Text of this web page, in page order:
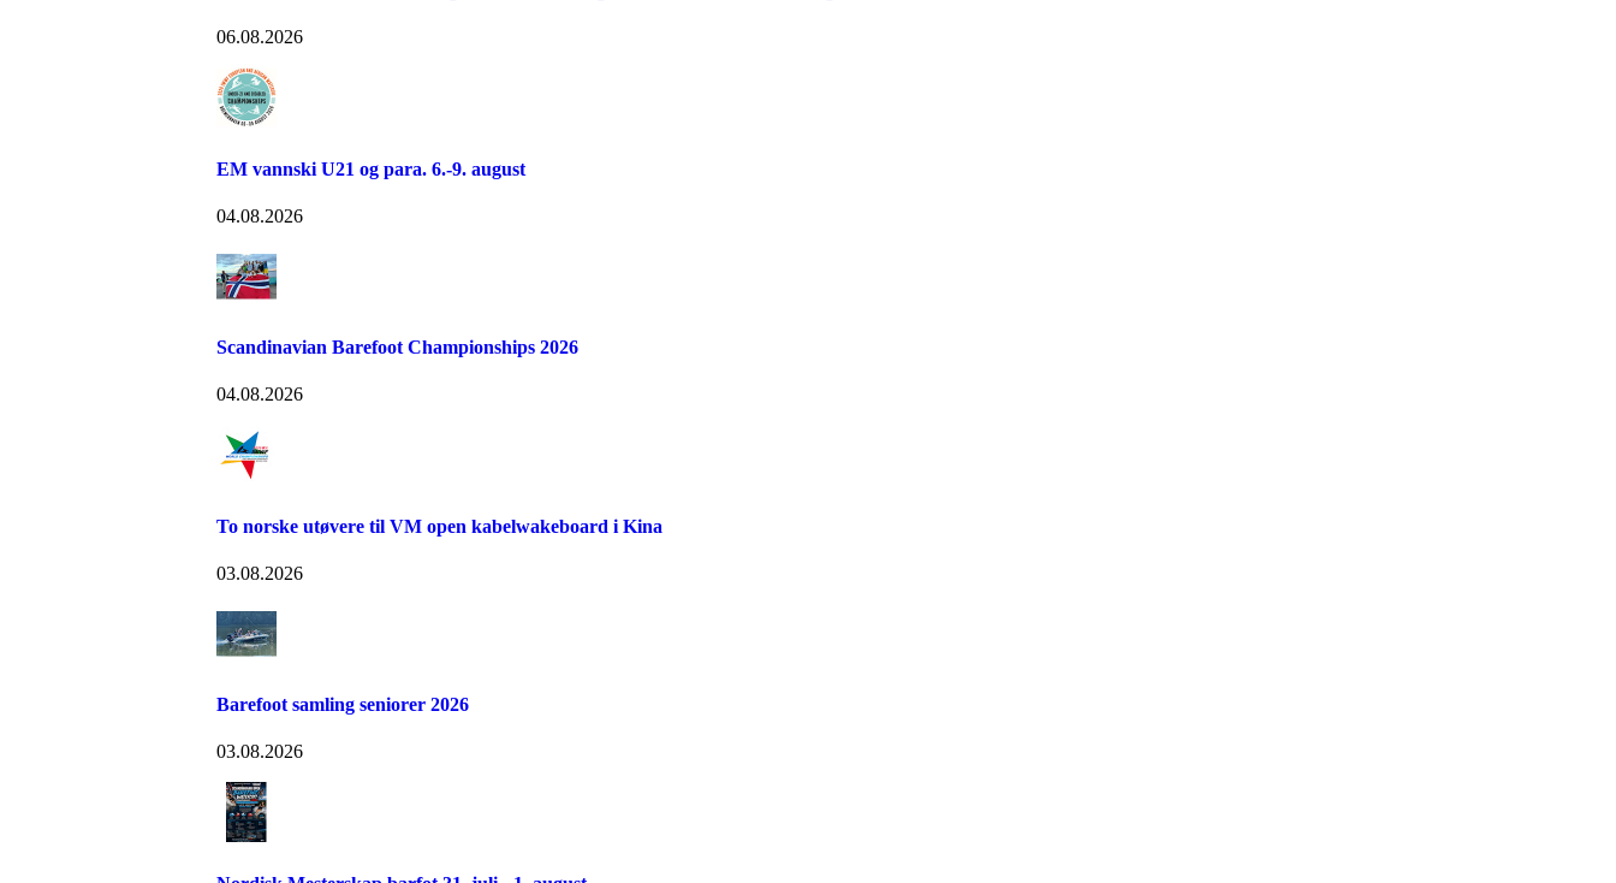
06.08.2026
EM vannski U21 og para. 6.-9. august
04.08.2026
Scandinavian Barefoot Championships 2026
04.08.2026
To norske utøvere til VM open kabelwakeboard i Kina
03.08.2026
Barefoot samling seniorer 2026
03.08.2026